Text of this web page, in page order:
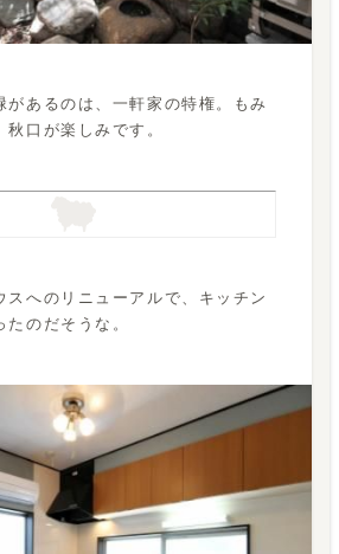
があるのは、一軒家の特権。もみ
秋口が楽しみです。
スへのリニューアルで、キッチン
のだそうな。